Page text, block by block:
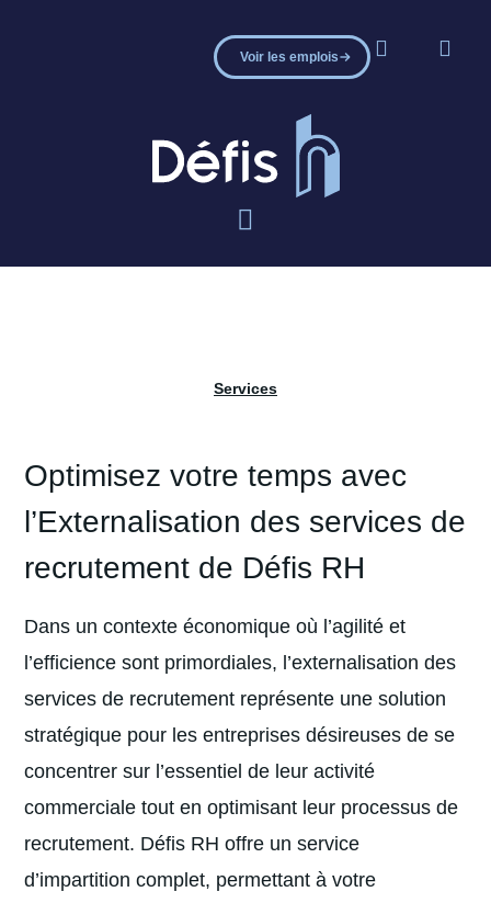
Voir les emplois
Services
Optimisez votre temps avec
l’Externalisation des services de
recrutement de Défis RH
Dans un contexte économique où l’agilité et
l’efficience sont primordiales, l’externalisation des
services de recrutement représente une solution
stratégique pour les entreprises désireuses de se
concentrer sur l’essentiel de leur activité
commerciale tout en optimisant leur processus de
recrutement. Défis RH offre un service
d’impartition complet, permettant à votre